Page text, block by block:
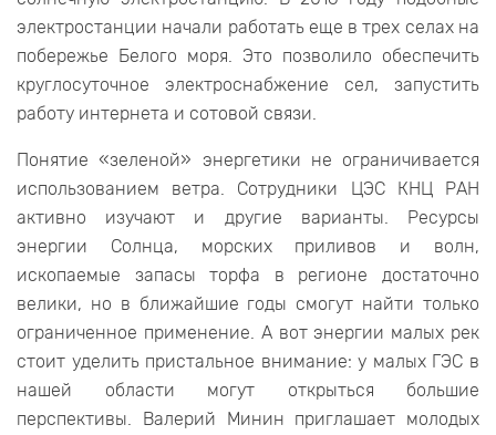
электростанции начали работать еще в трех селах на
побережье Белого моря. Это позволило обеспечить
круглосуточное электроснабжение сел, запустить
работу интернета и сотовой связи.
Понятие «зеленой» энергетики не ограничивается
использованием ветра. Сотрудники ЦЭС КНЦ РАН
активно изучают и другие варианты. Ресурсы
энергии Солнца, морских приливов и волн,
ископаемые запасы торфа в регионе достаточно
велики, но в ближайшие годы смогут найти только
ограниченное применение. А вот энергии малых рек
стоит уделить пристальное внимание: у малых ГЭС в
нашей области могут открыться большие
перспективы. Валерий Минин приглашает молодых